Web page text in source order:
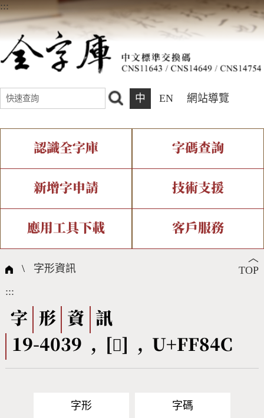
:::
中 EN 網站導覽
認識全字庫
全字庫介紹 全字庫現況
中文碼介紹 專有名詞介紹
國際字碼相關組織
字碼查詢
IDS查詢 部件查詢
複合查詢 注音查詢
筆畫查詢
筆順序查詢
CNS查詢 Unicode查詢
新增字申請
新字申請處理流程
技術支援
字形即時顯示 造字解決方案
全字庫授權 轉碼Web Service
應用工具下載
個人電腦造字處理工具
字形下載
客戶服務
問題集
熱門查詢統計
︿
TOP
\ 字形資訊
:::
字 形 資
訊
19-4039 , [󿡌] , U+FF84C
字形 字碼